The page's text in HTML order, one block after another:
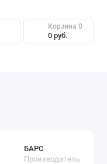
Корзина 0
0 руб.
БАРС
Производитель